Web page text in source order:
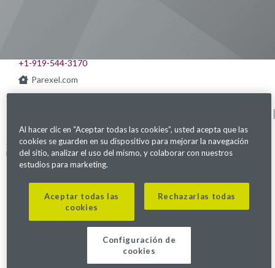
+1-919-544-3170
Parexel.com
Configuración de cookies
Alerta de fraude
©2026. Parexel International (MA) Corporation. Todos los derechos
Al hacer clic en “Aceptar todas las cookies”, usted acepta que las
cookies se guarden en su dispositivo para mejorar la navegación
del sitio, analizar el uso del mismo, y colaborar con nuestros
estudios para marketing.
Aceptar todas las
cookies
Rechazarlas todas
Configuración de
cookies